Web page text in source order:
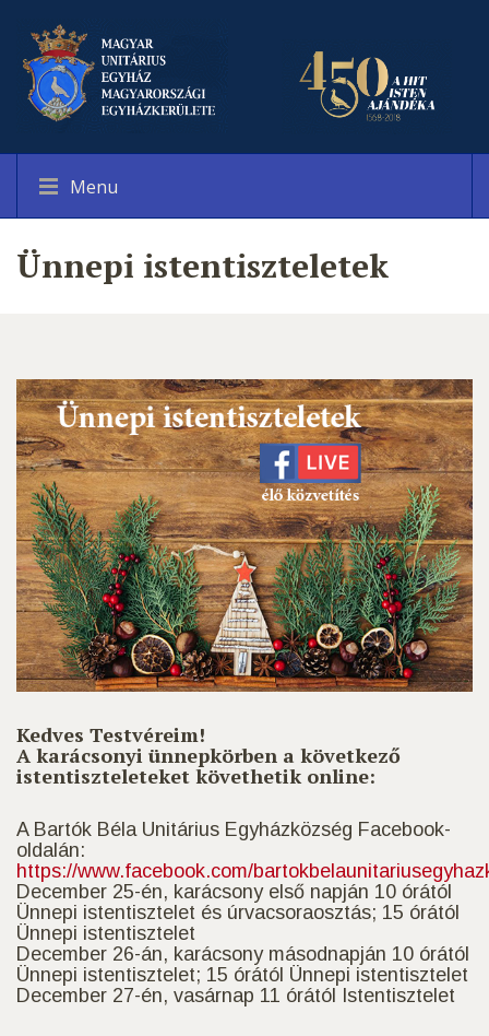
Menu
Ünnepi istentiszteletek
Kedves Testvéreim!
A karácsonyi ünnepkörben a következő
istentiszteleteket követhetik online:
A Bartók Béla Unitárius Egyházközség Facebook-
oldalán:
https://www.facebook.com/
December 25-én, karácsony első napján 10 órától
Ünnepi istentisztelet és úrvacsoraosztás; 15 órától
Ünnepi istentisztelet
December 26-án, karácsony másodnapján 10 órától
Ünnepi istentisztelet; 15 órától Ünnepi istentisztelet
December 27-én, vasárnap 11 órától Istentisztelet